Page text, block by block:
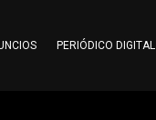
PERIÓDICO DIGITAL